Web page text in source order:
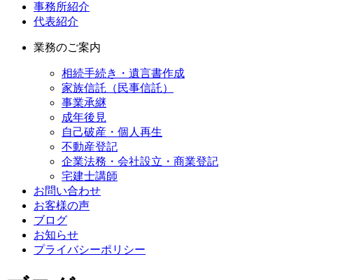
事務所紹介
代表紹介
業務のご案内
相続手続き・遺言書作成
家族信託（民事信託）
事業承継
成年後見
自己破産・個人再生
不動産登記
企業法務・会社設立・商業登記
宅建士講師
お問い合わせ
お客様の声
ブログ
お知らせ
プライバシーポリシー